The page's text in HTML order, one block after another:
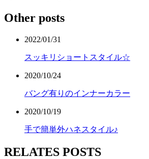
Other posts
2022/01/31
スッキリショートスタイル☆
2020/10/24
バング有りのインナーカラー
2020/10/19
手で簡単外ハネスタイル♪
RELATES POSTS